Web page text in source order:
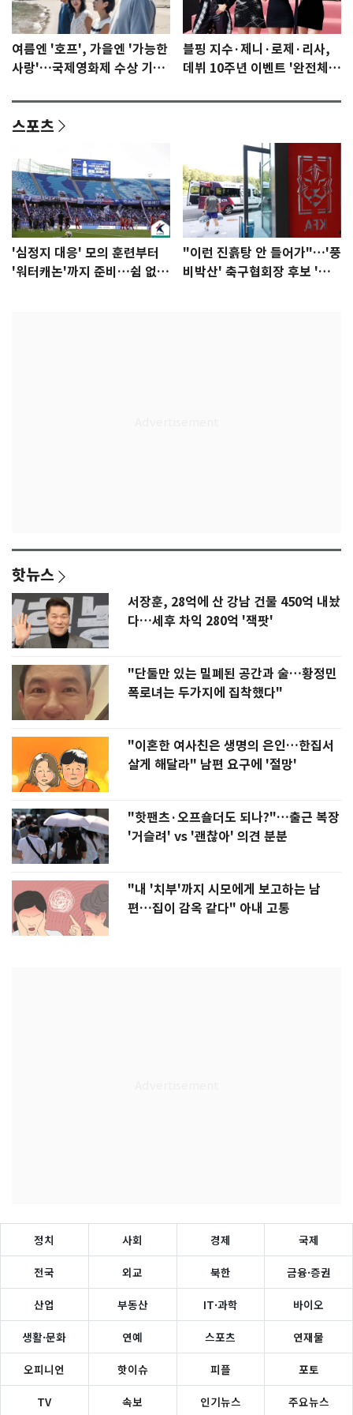
여름엔 '호프', 가을엔 '가능한
사랑'…국제영화제 수상 기대
블핑 지수·제니·로제·리사,
데뷔 10주년 이벤트 '완전체'
스포츠
'심정지 대응' 모의 훈련부터
'워터캐논'까지 준비…쉼 없는
"이런 진흙탕 안 들어가"…'풍
비박산' 축구협회장 후보 '실
핫뉴스
서장훈, 28억에 산 강남 건물 450억 내놨
다…세후 차익 280억 '잭팟'
"단둘만 있는 밀폐된 공간과 술…황정민
폭로녀는 두가지에 집착했다"
"이혼한 여사친은 생명의 은인…한집서
살게 해달라" 남편 요구에 '절망'
"핫팬츠·오프숄더도 되나?"…출근 복장
'거슬려' vs '괜찮아' 의견 분분
"내 '치부'까지 시모에게 보고하는 남
편…집이 감옥 같다" 아내 고통
정치 사회 경제 국제
전국 외교 북한 금융·증권
산업 부동산 IT·과학 바이오
생활·문화 연예 스포츠 연재물
오피니언 핫이슈 피플 포토
TV 속보 인기뉴스 주요뉴스